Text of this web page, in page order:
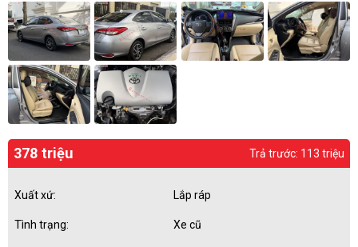
378 triệu Trả trước: 113 triệu
Xuất xứ: Lắp ráp
Tình trạng: Xe cũ